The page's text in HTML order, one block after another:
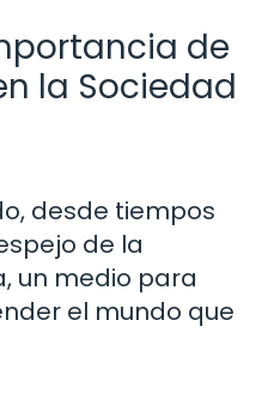
de
la Sociedad
desde tiempos
de la
un medio para
el mundo que